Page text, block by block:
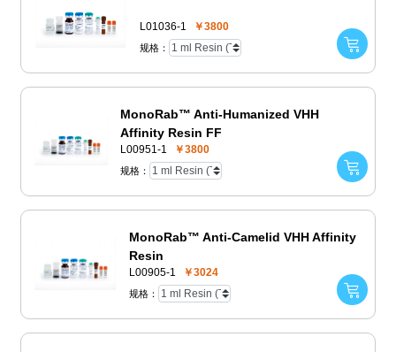
L01036-1 ￥3800
规格：
MonoRab™ Anti-Humanized VHH
Affinity Resin FF
L00951-1 ￥3800
规格：
MonoRab™ Anti-Camelid VHH Affinity
Resin
L00905-1 ￥3024
规格：